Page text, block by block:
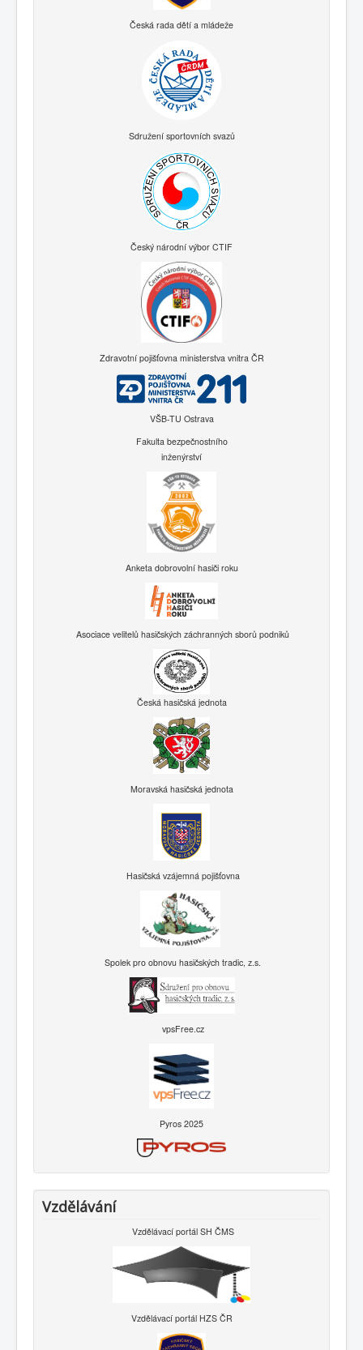
Česká rada dětí a mládeže
Sdružení sportovních svazů
Český národní výbor CTIF
Zdravotní pojišťovna ministerstva vnitra ČR
VŠB-TU Ostrava
Fakulta bezpečnostního
inženýrství
Anketa dobrovolní hasiči roku
Asociace velitelů hasičských záchranných sborů podniků
Česká hasičská jednota
Moravská hasičská jednota
Hasičská vzájemná pojišťovna
Spolek pro obnovu hasičských tradic, z.s.
vpsFree.cz
Pyros 2025
Vzdělávání
Vzdělávací portál SH ČMS
Vzdělávací portál HZS ČR